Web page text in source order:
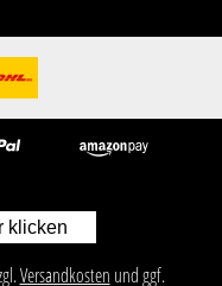
klicken
Versandkosten und ggf.